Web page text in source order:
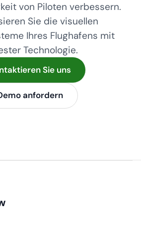
von Piloten verbessern.
Sie die visuellen
Ihres Flughafens mit
Technologie.
Sie uns
anfordern